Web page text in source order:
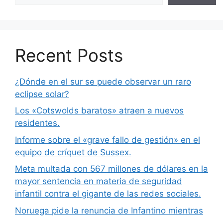
Recent Posts
¿Dónde en el sur se puede observar un raro
eclipse solar?
Los «Cotswolds baratos» atraen a nuevos
residentes.
Informe sobre el «grave fallo de gestión» en el
equipo de críquet de Sussex.
Meta multada con 567 millones de dólares en la
mayor sentencia en materia de seguridad
infantil contra el gigante de las redes sociales.
Noruega pide la renuncia de Infantino mientras